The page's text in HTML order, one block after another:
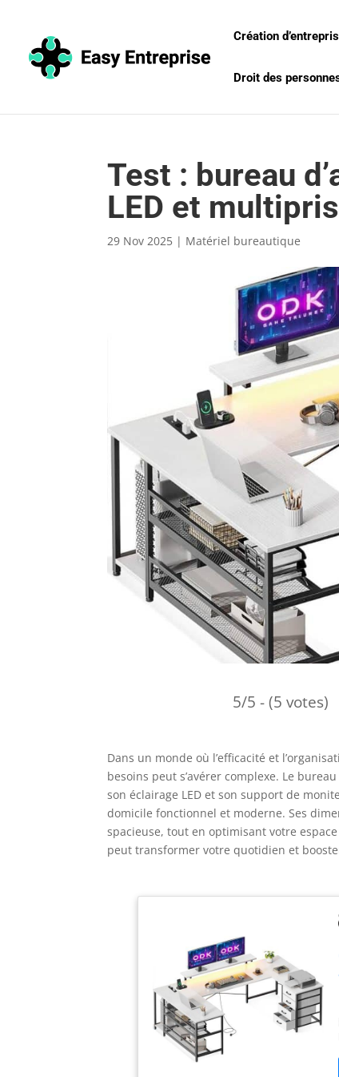
Création
Droit des
Test : bureau
LED et
29 Nov 2025 | Matériel bureautique
5/5 - (5 votes)
Dans un monde où l’efficacité et
besoins peut s’avérer complexe. Le
son éclairage LED et son support de
domicile fonctionnel et moderne. Ses
spacieuse, tout en optimisant votre
peut transformer votre quotidien et